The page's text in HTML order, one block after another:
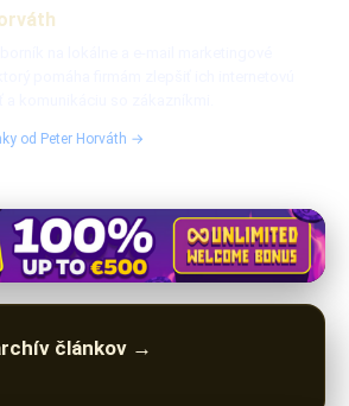
od Peter Horváth →
článkov →